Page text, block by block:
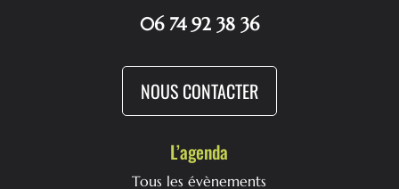
06 74 92 38 36
NOUS CONTACTER
L’agenda
Tous les évènements